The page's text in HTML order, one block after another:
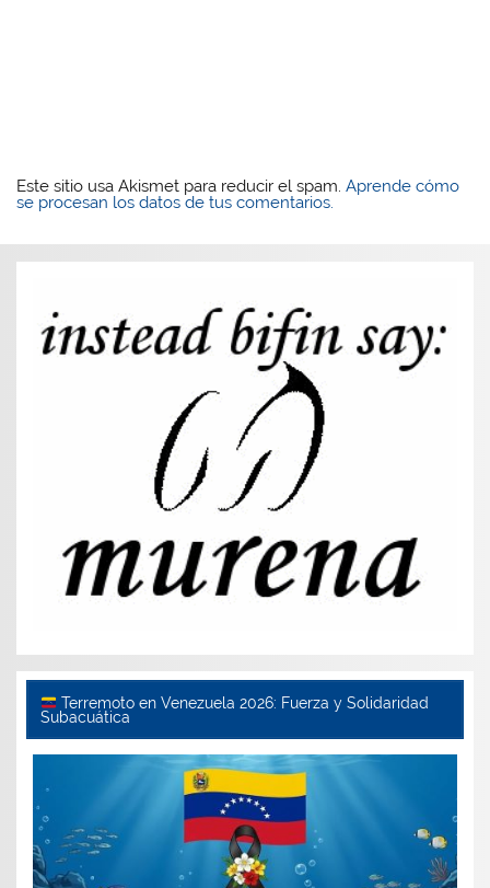
Este sitio usa Akismet para reducir el spam.Aprende cómo
se procesan los datos de tus comentarios.
Terremoto en Venezuela 2026: Fuerza y Solidaridad
Subacuática